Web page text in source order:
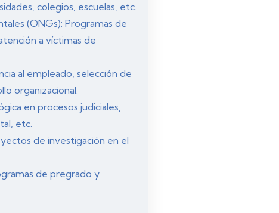
colegios, escuelas, etc.
(ONGs): Programas de
a víctimas de
al empleado, selección de
organizacional.
en procesos judiciales,
etc.
de investigación en el
de pregrado y